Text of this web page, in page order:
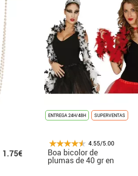
1.75€
ENTREGA 24H/48H SUPERVENTAS
4.55/5.00
Boa bicolor de
plumas de 40 gr en
varios colores